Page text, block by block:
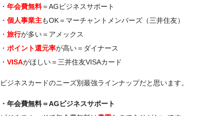
・ 年会費無料＝AGビジネスサポート
・ 個人事業主もOK＝マーチャントメンバーズ（三井住友）
・ 旅行が多い＝アメックス
・ ポイント還元率が高い＝ダイナース
・ VISAがほしい＝三井住友VISAカード
ビジネスカードのニーズ別最強ラインナップだと思います。
・年会費無料＝AGビジネスサポート